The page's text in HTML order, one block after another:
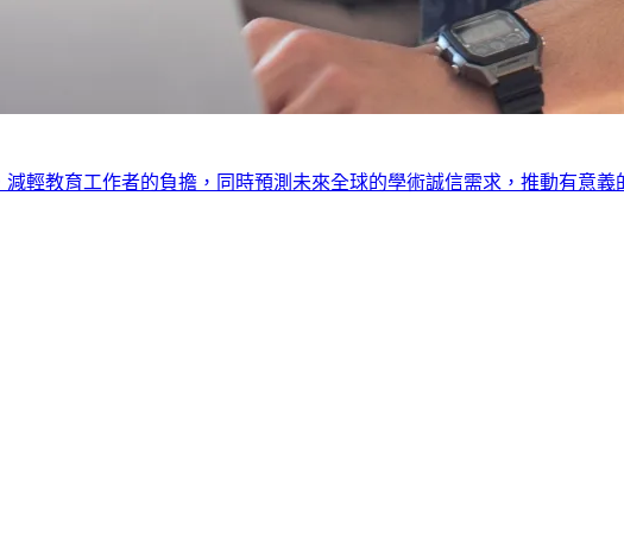
輕教育工作者的負擔，同時預測未來全球的學術誠信需求，推動有意義